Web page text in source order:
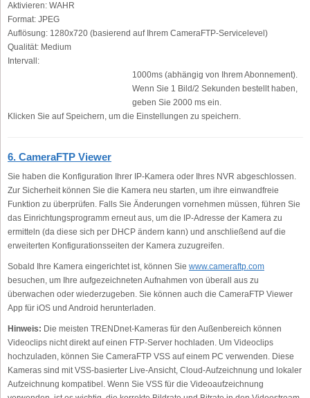
Aktivieren: WAHR
Format: JPEG
Auflösung: 1280x720 (basierend auf Ihrem CameraFTP-Servicelevel)
Qualität: Medium
Intervall:
1000ms (abhängig von Ihrem Abonnement).
Wenn Sie 1 Bild/2 Sekunden bestellt haben,
geben Sie 2000 ms ein.
Klicken Sie auf Speichern, um die Einstellungen zu speichern.
6. CameraFTP Viewer
Sie haben die Konfiguration Ihrer IP-Kamera oder Ihres NVR abgeschlossen.
Zur Sicherheit können Sie die Kamera neu starten, um ihre einwandfreie
Funktion zu überprüfen. Falls Sie Änderungen vornehmen müssen, führen Sie
das Einrichtungsprogramm erneut aus, um die IP-Adresse der Kamera zu
ermitteln (da diese sich per DHCP ändern kann) und anschließend auf die
erweiterten Konfigurationsseiten der Kamera zuzugreifen.
Sobald Ihre Kamera eingerichtet ist, können Sie www.cameraftp.com
besuchen, um Ihre aufgezeichneten Aufnahmen von überall aus zu
überwachen oder wiederzugeben. Sie können auch die CameraFTP Viewer
App für iOS und Android herunterladen.
Hinweis: Die meisten TRENDnet-Kameras für den Außenbereich können
Videoclips nicht direkt auf einen FTP-Server hochladen. Um Videoclips
hochzuladen, können Sie CameraFTP VSS auf einem PC verwenden. Diese
Kameras sind mit VSS-basierter Live-Ansicht, Cloud-Aufzeichnung und lokaler
Aufzeichnung kompatibel. Wenn Sie VSS für die Videoaufzeichnung